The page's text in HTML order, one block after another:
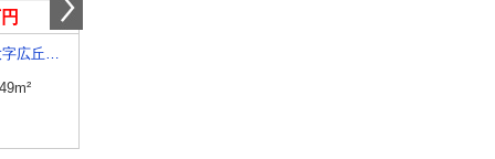
長野県塩尻市大字広丘高出